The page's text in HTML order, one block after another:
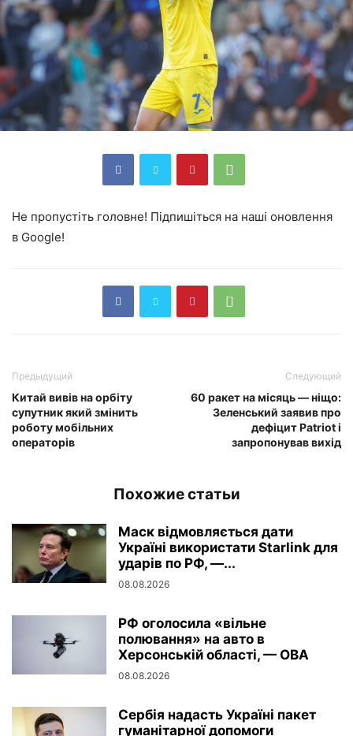
Не пропустіть головне! Підпишіться на наші оновлення
в Google!
Предыдущий
Китай вивів на орбіту
супутник який змінить
роботу мобільних
операторів
Следующий
60 ракет на місяць — ніщо:
Зеленський заявив про
дефіцит Patriot і
запропонував вихід
Похожие статьи
Маск відмовляється дати
Україні використати Starlink для
ударів по РФ, —...
08.08.2026
РФ оголосила «вільне
полювання» на авто в
Херсонській області, — ОВА
08.08.2026
Сербія надасть Україні пакет
гуманітарної допомоги